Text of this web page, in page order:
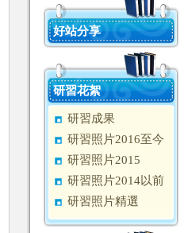
好站分享
研習花絮
研習成果
研習照片2016至今
研習照片2015
研習照片2014以前
研習照片精選